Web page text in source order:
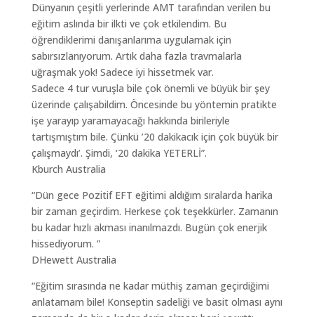
Dünyanın çeşitli yerlerinde AMT tarafından verilen bu
eğitim aslında bir ilkti ve çok etkilendim. Bu
öğrendiklerimi danışanlarıma uygulamak için
sabırsızlanıyorum. Artık daha fazla travmalarla
uğraşmak yok! Sadece iyi hissetmek var.
Sadece 4 tur vuruşla bile çok önemli ve büyük bir şey
üzerinde çalışabildim. Öncesinde bu yöntemin pratikte
işe yarayıp yaramayacağı hakkında birileriyle
tartışmıştım bile. Çünkü ’20 dakikacık için çok büyük bir
çalışmaydı’. Şimdi, ‘20 dakika YETERLİ”.
Kburch Australia
“Dün gece Pozitif EFT eğitimi aldığım sıralarda harika
bir zaman geçirdim. Herkese çok teşekkürler. Zamanın
bu kadar hızlı akması inanılmazdı. Bugün çok enerjik
hissediyorum. ”
DHewett Australia
“Eğitim sırasında ne kadar müthiş zaman geçirdiğimi
anlatamam bile! Konseptin sadeliği ve basit olması aynı